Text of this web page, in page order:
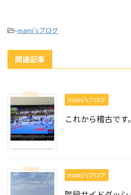
-mami'sブログ
関連記事
mami'sブログ
これから稽古です。
mami'sブログ